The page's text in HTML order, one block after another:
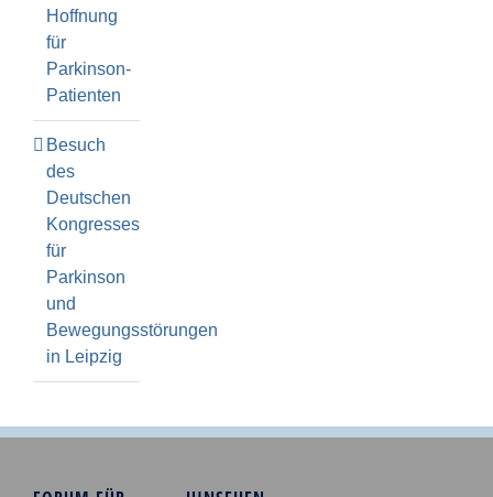
Hoffnung
für
Parkinson-
Patienten
Besuch
des
Deutschen
Kongresses
für
Parkinson
und
Bewegungsstörungen
in Leipzig